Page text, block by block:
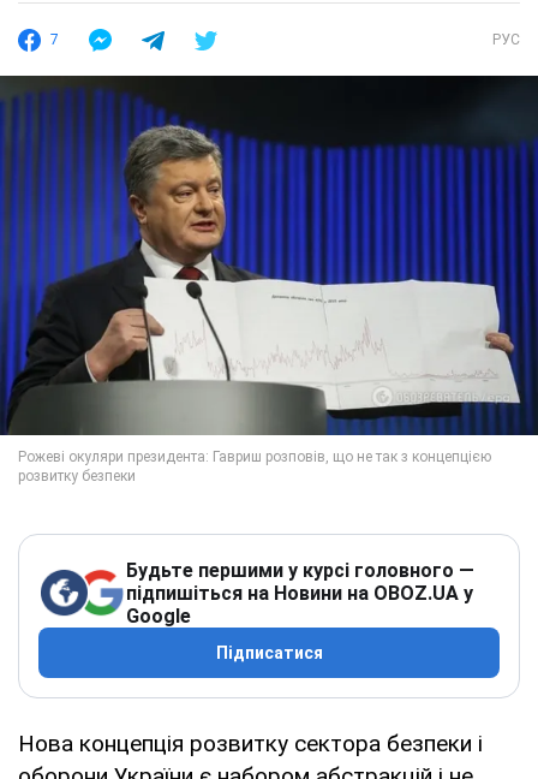
7 РУС
Будьте першими у курсі головного —
підпишіться на Новини на OBOZ.UA у
Google
Підписатися
Нова концепція розвитку сектора безпеки і